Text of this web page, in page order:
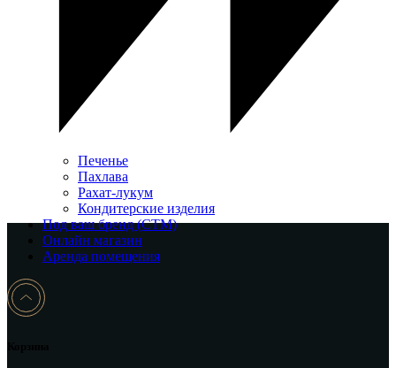
Печенье
Пахлава
Рахат-лукум
Кондитерские изделия
Под ваш бренд (CTM)
Онлайн магазин
Аренда помещения